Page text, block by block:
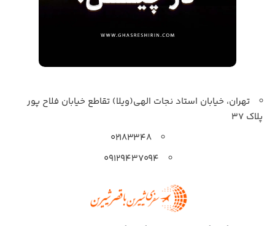
تهران، خیابان استاد نجات الهی(ویلا) تقاطع خیابان فلاح پور
پلاک 37
۰۲۱۸۳۳۴۸
۰۹۱۲۹۴۳۷۰۹۴